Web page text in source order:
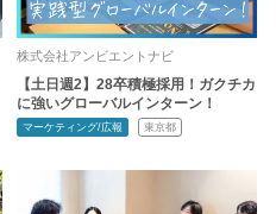
株式会社アンビエントナビ
【土日週2】28卒積極採用！ガクチカ
に強いグローバルインターン！
マーケティング/広報 東京都